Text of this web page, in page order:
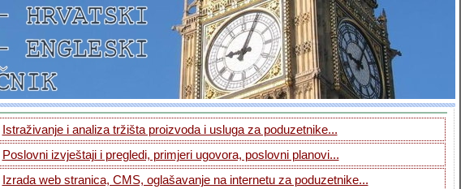
Istraživanje i analiza tržišta proizvoda i usluga za poduzetnike...
Poslovni izvještaji i pregledi, primjeri ugovora, poslovni planovi...
Izrada web stranica, CMS, oglašavanje na internetu za poduzetnike...